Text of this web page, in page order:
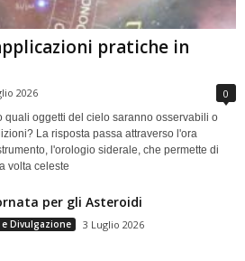
pratiche in
2026 0
quali oggetti del cielo saranno osservabili o
La risposta passa attraverso l'ora
l'orologio siderale, che permette di
volta celeste
per gli Asteroidi
Divulgazione 3 Luglio 2026